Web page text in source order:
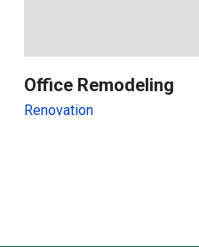
Office Remodeling
Renovation